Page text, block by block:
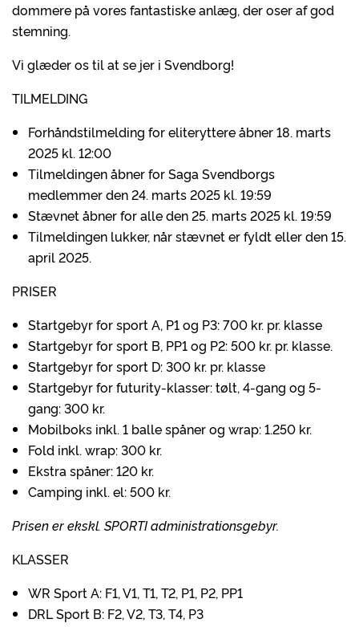
dommere på vores fantastiske anlæg, der oser af god
stemning.
Vi glæder os til at se jer i Svendborg!
TILMELDING
Forhåndstilmelding for eliteryttere åbner 18. marts
2025 kl. 12:00
Tilmeldingen åbner for Saga Svendborgs
medlemmer den 24. marts 2025 kl. 19:59
Stævnet åbner for alle den 25. marts 2025 kl. 19:59
Tilmeldingen lukker, når stævnet er fyldt eller den 15.
april 2025.
PRISER
Startgebyr for sport A, P1 og P3: 700 kr. pr. klasse
Startgebyr for sport B, PP1 og P2: 500 kr. pr. klasse.
Startgebyr for sport D: 300 kr. pr. klasse
Startgebyr for futurity-klasser: tølt, 4-gang og 5-
gang: 300 kr.
Mobilboks inkl. 1 balle spåner og wrap: 1.250 kr.
Fold inkl. wrap: 300 kr.
Ekstra spåner: 120 kr.
Camping inkl. el: 500 kr.
Prisen er ekskl. SPORTI administrationsgebyr.
KLASSER
WR Sport A: F1, V1, T1, T2, P1, P2, PP1
DRL Sport B: F2, V2, T3, T4, P3